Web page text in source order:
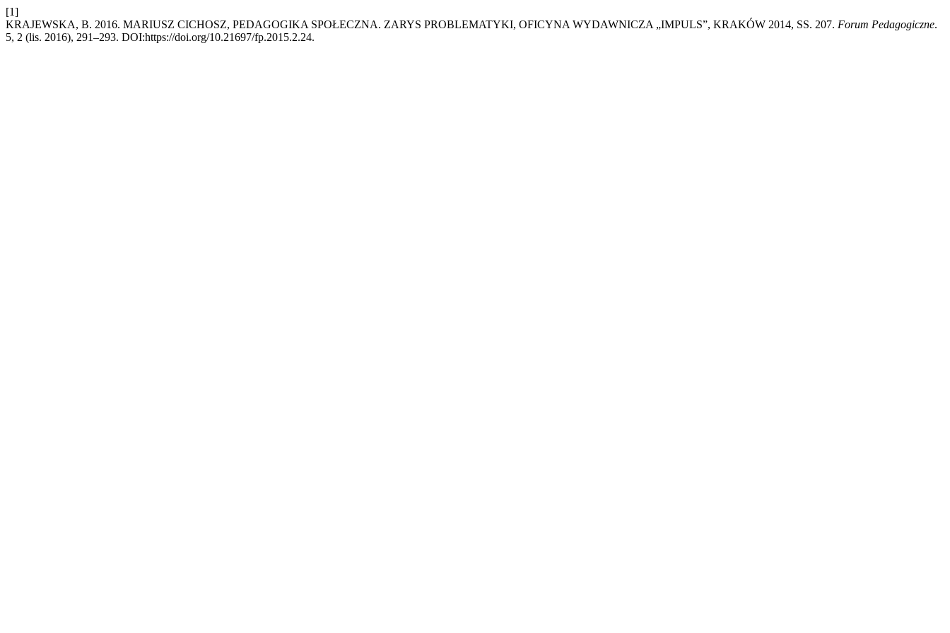
[1]
KRAJEWSKA, B. 2016. MARIUSZ CICHOSZ, PEDAGOGIKA SPOŁECZNA. ZARYS PROBLEMATYKI, OFICYNA WYDAWNICZA „IMPULS”, KRAKÓW 2014, SS. 207. Forum Pedagogiczne.
5, 2 (lis. 2016), 291–293. DOI:https://doi.org/10.21697/fp.2015.2.24.